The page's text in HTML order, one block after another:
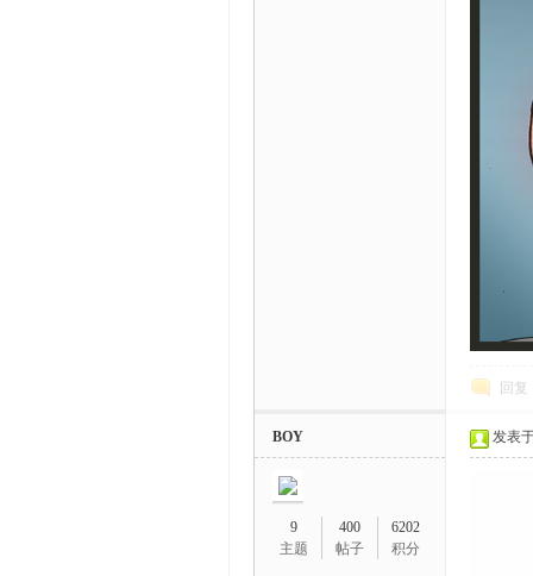
回复
BOY
9
主题
400
帖子
6202
积分
发表